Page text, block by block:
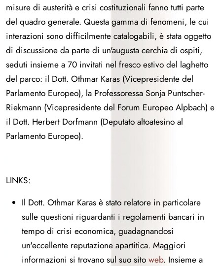
misure di austerità e crisi costituzionali fanno tutti parte
del quadro generale. Questa gamma di fenomeni, le cui
interazioni sono difficilmente catalogabili, è stata oggetto
di discussione da parte di un'augusta cerchia di ospiti,
seduti insieme a 70 invitati nel fresco estivo del laghetto
del parco: il Dott. Othmar Karas (Vicepresidente del
Parlamento Europeo), la Professoressa Sonja Puntscher-
Riekmann (Vicepresidente del Forum Europeo Alpbach) e
il Dott. Herbert Dorfmann (Deputato altoatesino al
Parlamento Europeo).
LINKS:
Il Dott. Othmar Karas è stato relatore in particolare
sulle questioni riguardanti i regolamenti bancari in
tempo di crisi economica, guadagnandosi
un'eccellente reputazione apartitica. Maggiori
informazioni si trovano sul suo sito web. Insieme a